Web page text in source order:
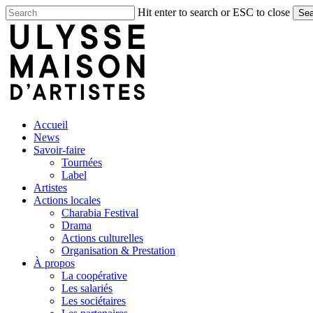
Skip
to
content
Hit enter to search or ESC to close
Close
Search
search
Menu
Accueil
News
Savoir-faire
Tournées
Label
Artistes
Actions locales
Charabia Festival
Drama
Actions culturelles
Organisation & Prestation
À propos
La coopérative
Les salariés
Les sociétaires